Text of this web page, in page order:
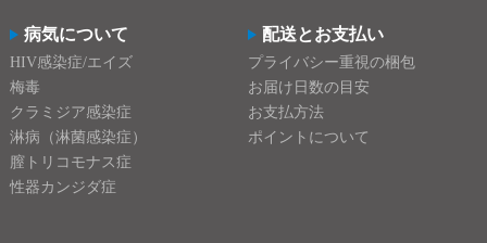
病気について
HIV感染症/エイズ
梅毒
クラミジア感染症
淋病（淋菌感染症）
膣トリコモナス症
性器カンジダ症
配送とお支払い
プライバシー重視の梱包
お届け日数の目安
お支払方法
ポイントについて